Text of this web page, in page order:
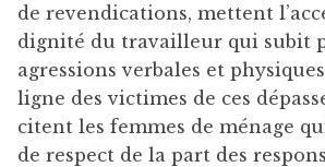
de revendications, mettent
dignité du travailleur qui subit
agressions verbales et
ligne des victimes de ces
citent les femmes de ménage
de respect de la part des